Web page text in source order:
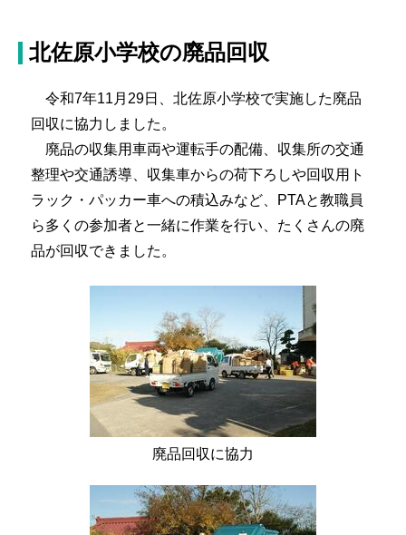
北佐原小学校の廃品回収
令和7年11月29日、北佐原小学校で実施した廃品
回収に協力しました。
廃品の収集用車両や運転手の配備、収集所の交通
整理や交通誘導、収集車からの荷下ろしや回収用ト
ラック・パッカー車への積込みなど、PTAと教職員
ら多くの参加者と一緒に作業を行い、たくさんの廃
品が回収できました。
廃品回収に協力